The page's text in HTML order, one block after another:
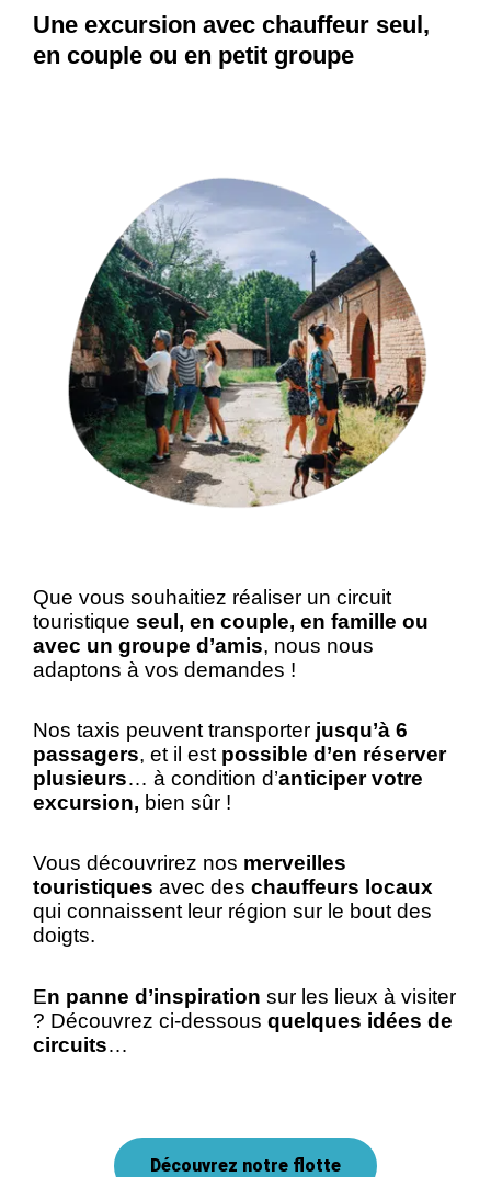
Une excursion avec chauffeur seul,
en couple ou en petit groupe
Que vous souhaitiez réaliser un circuit
touristique seul, en couple, en famille ou
avec un groupe d’amis, nous nous
adaptons à vos demandes !
Nos taxis peuvent transporter jusqu’à 6
passagers, et il est possible d’en réserver
plusieurs… à condition d’anticiper votre
excursion, bien sûr !
Vous découvrirez nos merveilles
touristiques avec des chauffeurs locaux
qui connaissent leur région sur le bout des
doigts.
En panne d’inspiration sur les lieux à visiter
? Découvrez ci-dessous quelques idées de
circuits…
Découvrez notre flotte